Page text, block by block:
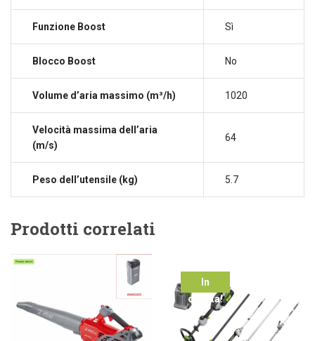
Funzione Boost Sì
Blocco Boost No
Volume d’aria massimo (m³/h) 1020
Velocità massima dell’aria
(m/s)
64
Peso dell’utensile (kg) 5.7
Prodotti correlati
In
offerta!